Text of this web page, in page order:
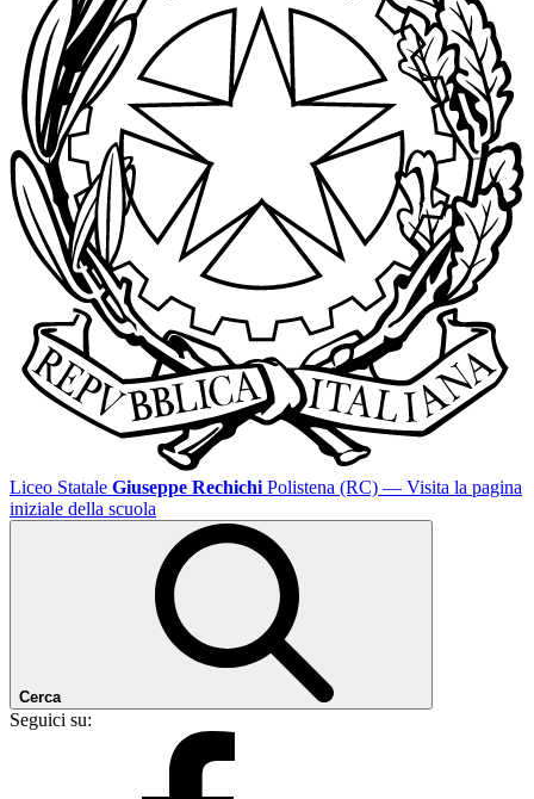
Liceo Statale Giuseppe Rechichi Polistena (RC) — Visita la pagina
iniziale della scuola
Cerca
Seguici su: